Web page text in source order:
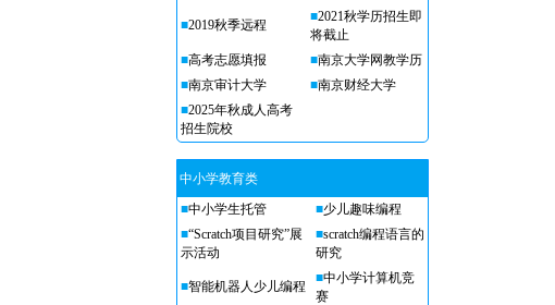
■2019秋季远程
■2021秋学历招生即
将截止
■高考志愿填报 ■南京大学网教学历
■南京审计大学 ■南京财经大学
■2025年秋成人高考
招生院校
中小学教育类
■中小学生托管 ■少儿趣味编程
■“Scratch项目研究”展
示活动
■scratch编程语言的
研究
■智能机器人少儿编程
■中小学计算机竞
赛